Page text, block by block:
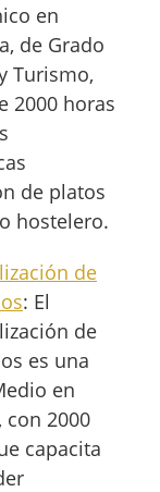
en
de Grado
Turismo,
2000 horas
de platos
hostelero.
de
: El
de
es una
en
con 2000
capacita